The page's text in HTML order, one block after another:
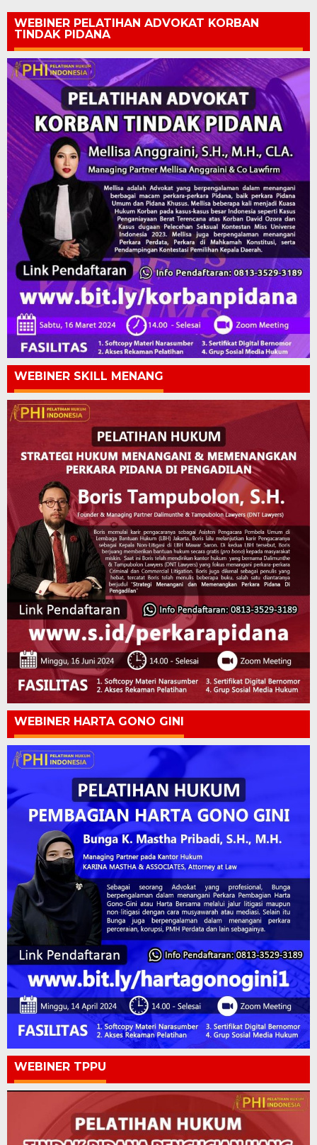
WEBINER PELATIHAN ADVOKAT KORBAN
TINDAK PIDANA
WEBINER SKILL MENANG
WEBINER HARTA GONO GINI
WEBINER TPPU